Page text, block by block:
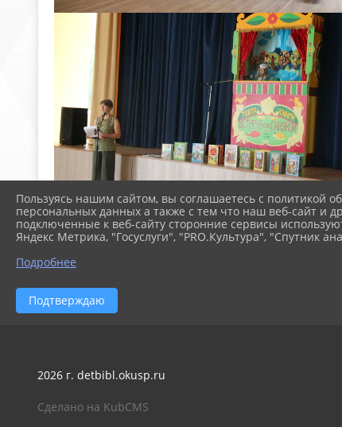
2026 г. detbibl.okusp.ru
Сделано на KubCMS
Пользуясь нашим сайтом, вы соглашаетесь с политикой
персональных данных а также с тем что наш веб-сайт и
подключенные к веб-сайту сторонние сервисы
Яндекс Метрика, "Госуслуги", "PRO.Культура", "Спутник
Подробнее
Подтверждаю